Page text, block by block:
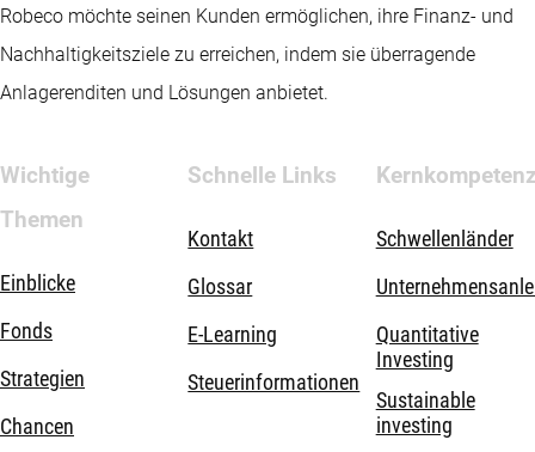
Robeco möchte seinen Kunden ermöglichen, ihre Finanz- und
Nachhaltigkeitsziele zu erreichen, indem sie überragende
Anlagerenditen und Lösungen anbietet.
Wichtige
Themen
Einblicke
Fonds
Strategien
Chancen
Schnelle Links
Kontakt
Glossar
E-Learning
Steuerinformationen
Schwellenländer
Quantitative
Investing
Sustainable
investing